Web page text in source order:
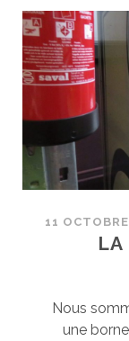
11
LA
Nous
une